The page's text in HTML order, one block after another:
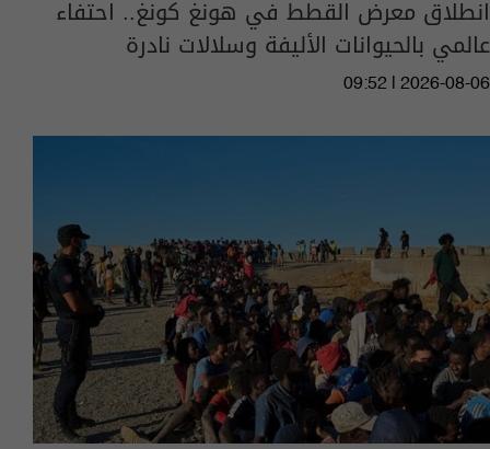
انطلاق معرض القطط في هونغ كونغ.. احتفاء
عالمي بالحيوانات الأليفة وسلالات نادرة
09:52 | 2026-08-06